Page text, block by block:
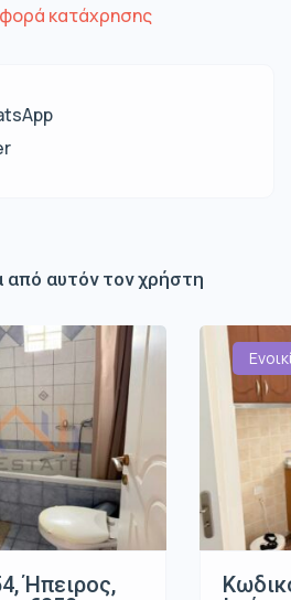
κατάχρησης
από αυτόν τον χρήστη
Ήπειρος,